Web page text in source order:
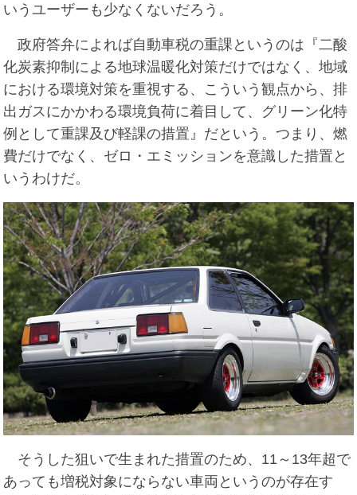
いうユーザーも少なくないだろう。
政府答弁によれば自動車税の重課というのは『二酸
化炭素抑制による地球温暖化対策だけではなく、地域
における環境対策を重視する、こういう観点から、排
出ガスにかかわる環境負荷に着目して、グリーン化特
例として重課及び軽課の措置』だという。つまり、燃
費だけでなく、ゼロ・エミッションを意識した措置と
いうわけだ。
そうした狙いで生まれた措置のため、11～13年超で
あっても増税対象にならない車両というのが存在す